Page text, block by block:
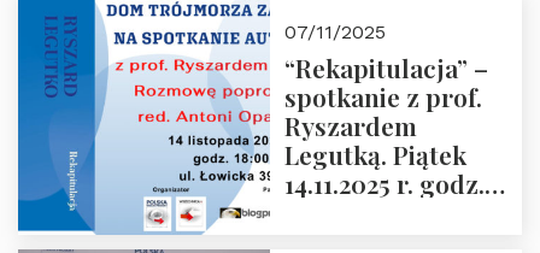
07/11/2025
“Rekapitulacja” –
spotkanie z prof.
Ryszardem
Legutką. Piątek
14.11.2025 r. godz.